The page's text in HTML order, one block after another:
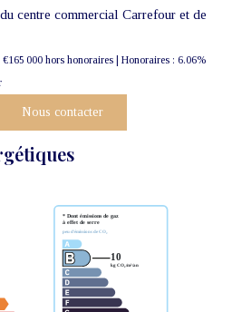
centre commercial Carrefour et de
€165 000 hors honoraires | Honoraires : 6.06%
Nous contacter